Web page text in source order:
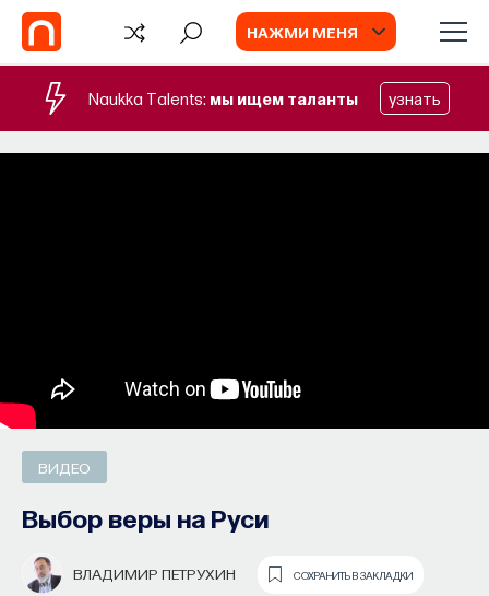
НАЖМИ МЕНЯ
Naukka Talents: мы ищем таланты узнать
ВИДЕО
Выбор веры на Руси
ВЛАДИМИР ПЕТРУХИН СОХРАНИТЬ В ЗАКЛАДКИ
TV
ИИ в университете, цели
образования и рынок труда —
«Мыслить как учёный» #57